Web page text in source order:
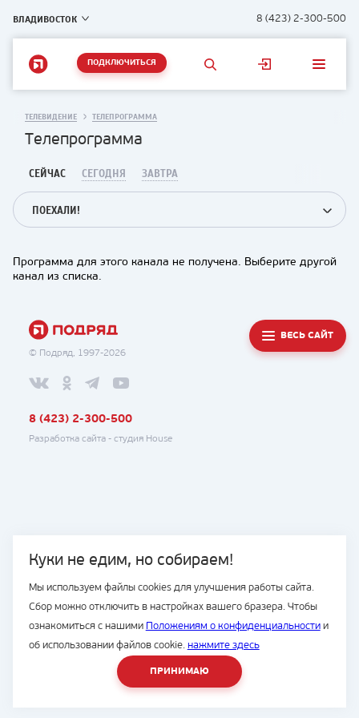
ВЛАДИВОСТОК 8 (423) 2-300-500
ПОДКЛЮЧИТЬСЯ
Куки не едим, но собираем!
Мы используем файлы cookies для улучшения работы сайта.
Сбор можно отключить в настройках вашего бразера. Чтобы
ознакомиться с нашими Положениям о конфиденциальностии
об использовании файлов cookie. нажмите здесь
ПРИНИМАЮ
ТЕЛЕВИДЕНИЕ ТЕЛЕПРОГРАММА
Телепрограмма
СЕЙЧАС СЕГОДНЯ ЗАВТРА
ПОЕХАЛИ!
Программа для этого канала не получена. Выберите другой
канал из списка.
© Подряд, 1997-2026
ВЕСЬ САЙТ
8 (423) 2-300-500
Разработка сайта - студия House